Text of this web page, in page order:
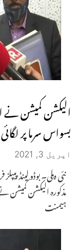
بسواس سرما پر
اپریل 3, 2021
نئی دہلی۔ بوڈو لینڈ
مذکورہ الیکشن کمیشن
ہیمنت